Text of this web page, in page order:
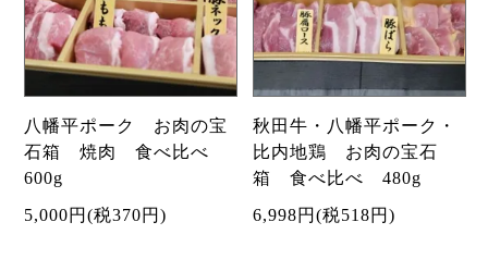
八幡平ポーク お肉の宝
石箱 焼肉 食べ比べ
600g
5,000円(税370円)
秋田牛・八幡平ポーク・
比内地鶏 お肉の宝石
箱 食べ比べ 480g
6,998円(税518円)